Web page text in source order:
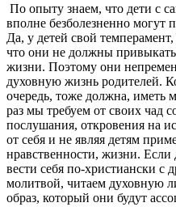
По опыту знаем, что дети с
вполне безболезненно могут
Да, у детей свой
что они не должны
жизни. Поэтому они
духовную жизнь родителей.
очередь, тоже должна, иметь
раз мы требуем от своих чад
послушания, откровения на
от себя и не являя детям
нравственности, жизни. Если
вести себя по-христиански
молитвой, читаем духовную
образ, который они будут